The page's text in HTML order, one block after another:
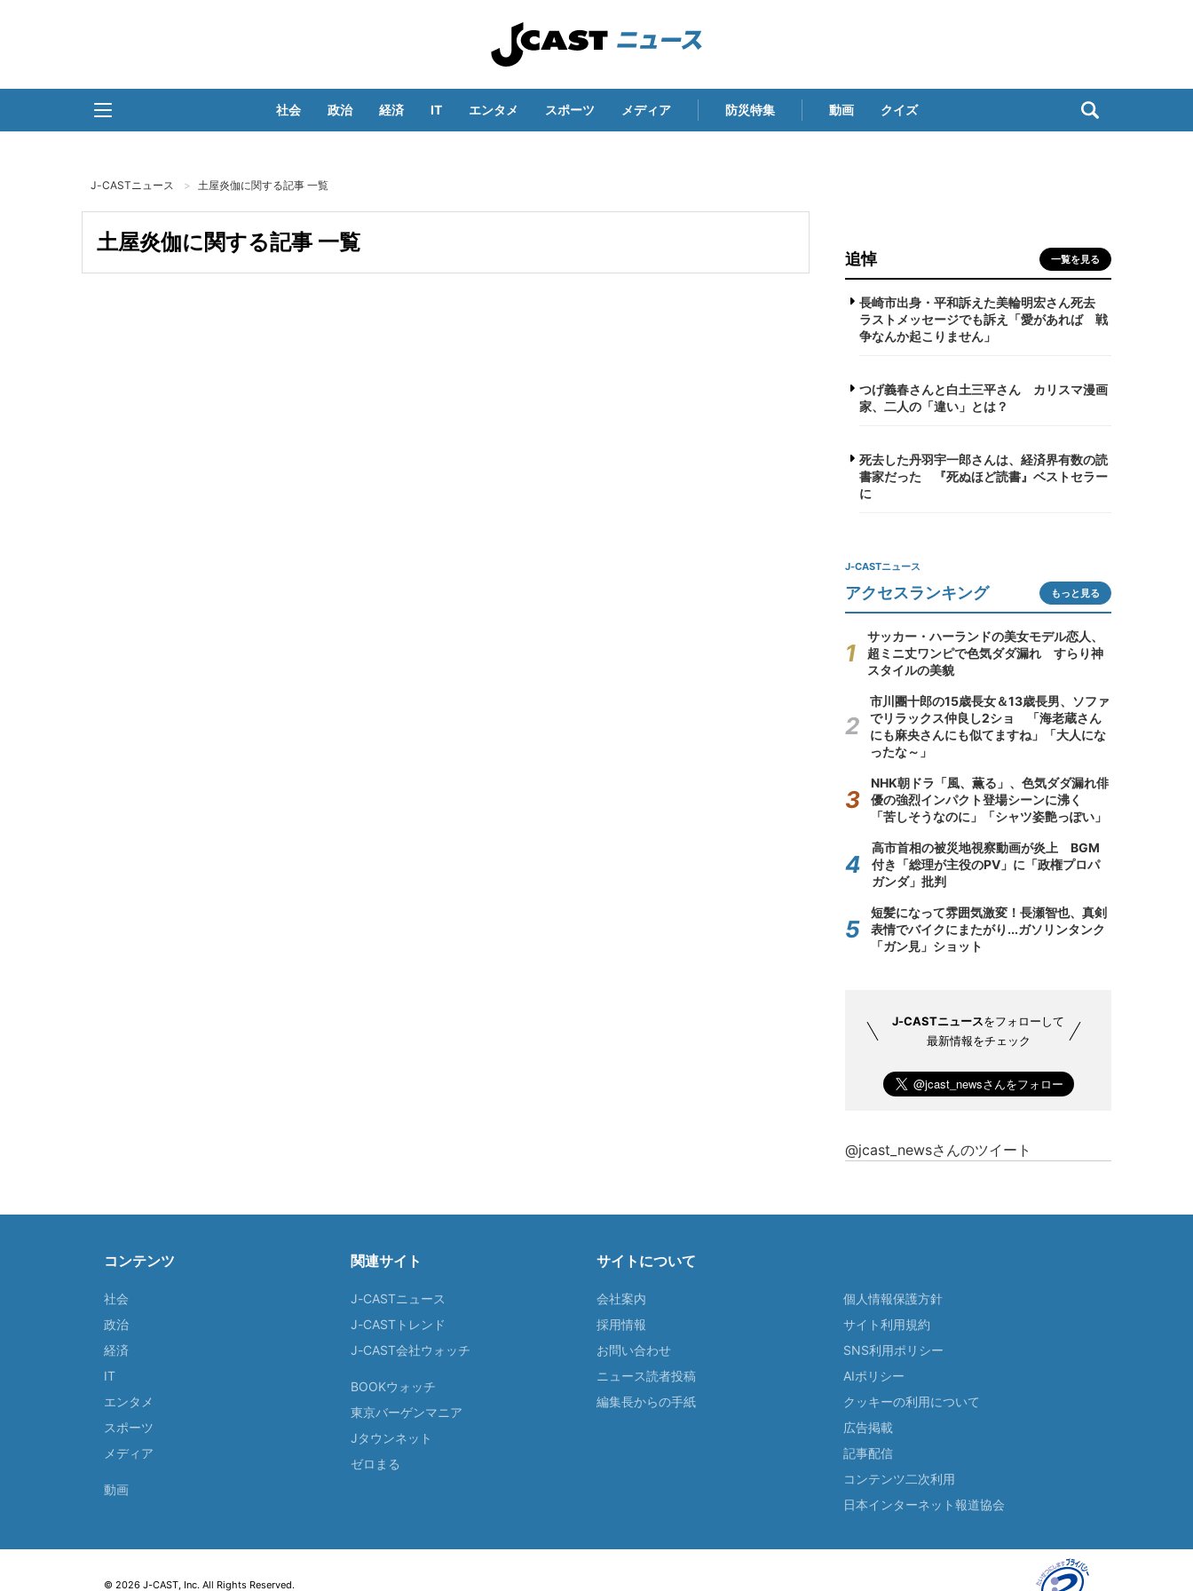
社会 政治 経済 IT エンタメ スポーツ メディア 防災特集 動画 クイズ
J-CASTニュース 土屋炎伽に関する記事 一覧
土屋炎伽に関する記事 一覧
追悼 一覧を見る
長崎市出身・平和訴えた美輪明宏さん死去
ラストメッセージでも訴え「愛があれば 戦
争なんか起こりません」
つげ義春さんと白土三平さん カリスマ漫画
家、二人の「違い」とは？
死去した丹羽宇一郎さんは、経済界有数の読
書家だった 『死ぬほど読書』ベストセラー
に
J-CASTニュース
アクセスランキング もっと見る
サッカー・ハーランドの美女モデル恋人、
超ミニ丈ワンピで色気ダダ漏れ すらり神
スタイルの美貌
市川團十郎の15歳長女＆13歳長男、ソファ
でリラックス仲良し2ショ 「海老蔵さん
にも麻央さんにも似てますね」「大人にな
ったな～」
NHK朝ドラ「風、薫る」、色気ダダ漏れ俳
優の強烈インパクト登場シーンに沸く
「苦しそうなのに」「シャツ姿艶っぽい」
高市首相の被災地視察動画が炎上 BGM
付き「総理が主役のPV」に「政権プロパ
ガンダ」批判
短髪になって雰囲気激変！長瀬智也、真剣
表情でバイクにまたがり...ガソリンタンク
「ガン見」ショット
J-CASTニュースをフォローして
最新情報をチェック
@jcast_newsさんのツイート
コンテンツ
社会
政治
経済
IT
エンタメ
スポーツ
メディア
動画
関連サイト
J-CASTニュース
J-CASTトレンド
J-CAST会社ウォッチ
BOOKウォッチ
東京バーゲンマニア
Jタウンネット
ゼロまる
サイトについて
会社案内
採用情報
お問い合わせ
ニュース読者投稿
編集長からの手紙
個人情報保護方針
サイト利用規約
SNS利用ポリシー
AIポリシー
クッキーの利用について
広告掲載
記事配信
コンテンツ二次利用
日本インターネット報道協会
© 2026 J-CAST, Inc. All Rights Reserved.